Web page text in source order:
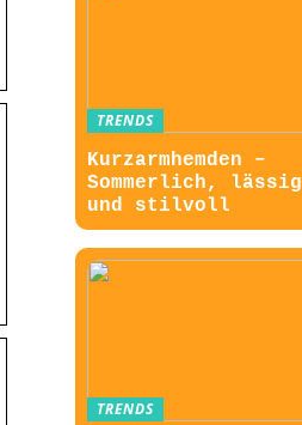
TRENDS
Kurzarmhemden –
Sommerlich, lässig
und stilvoll
TRENDS